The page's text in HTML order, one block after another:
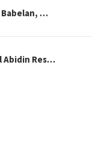
Babelan, …
Abidin Res…